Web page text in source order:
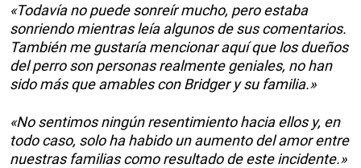
«Todavía no puede sonreír mucho, pero estaba
sonriendo mientras leía algunos de sus comentarios.
También me gustaría mencionar aquí que los dueños
del perro son personas realmente geniales, no han
sido más que amables con Bridger y su familia.»
«No sentimos ningún resentimiento hacia ellos y, en
todo caso, solo ha habido un aumento del amor entre
nuestras familias como resultado de este incidente.»